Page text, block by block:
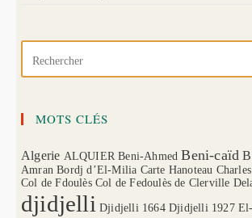
MOTS CLÉS
Algerie ALQUIER Beni-Ahmed Beni-caïd
Amran Bordj d’El-Milia Carte Hanoteau
Col de Fdoulès Col de Fedoulès de Clerville
djidjelli Djidjelli 1664 Djidjelli 1927